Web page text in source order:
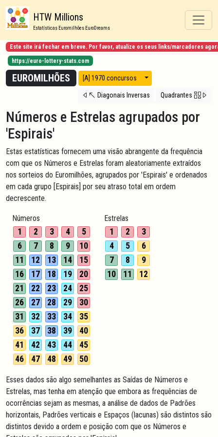
HTW Millions
Estatísticas Euromilhões EuroDreams
Este site irá fechar em breve. Por favor, atualize os seus links/marcadores
https://euro-lottery-stats.com
EUROMILHÕES [A] 1970 concursos Modos de vista
Diagonais Inversas Quadrantes
Números e Estrelas agrupados por
'Espirais'
Estas estatísticas fornecem uma visão abrangente da frequência
com que os Números e Estrelas foram aleatoriamente extraídos
nos sorteios do Euromilhões, agrupados por 'Espirais' e ordenados
em cada grupo [Espirais] por seu atraso total em ordem
decrescente.
Números
1 2 3 4
5
6
7 8 9
10
11
12 13 14
15
16
17 18 19
20
21
22 23 24
25
26
27 28 29
30
31
32 33 34
35
36
37 38 39
40
41
42 43 44
45
46
47 48 49 50
Estrelas
1 2
3
4
5
6
7
8
9
10
11 12
Esses dados são algo semelhantes as Saídas de Números e
Estrelas, mas tenha em atenção que embora as frequências de
ocorrências sejam as mesmas, a análise de dados de Padrões
horizontais, Padrões verticais e Espaços (lacunas) são distintos são
distintos devido a ordem e posição com que os Números e